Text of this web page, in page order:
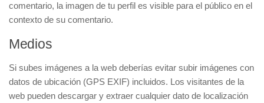
comentario, la imagen de tu perfil es visible para el público en el
contexto de su comentario.
Medios
Si subes imágenes a la web deberías evitar subir imágenes con
datos de ubicación (GPS EXIF) incluidos. Los visitantes de la
web pueden descargar y extraer cualquier dato de localización